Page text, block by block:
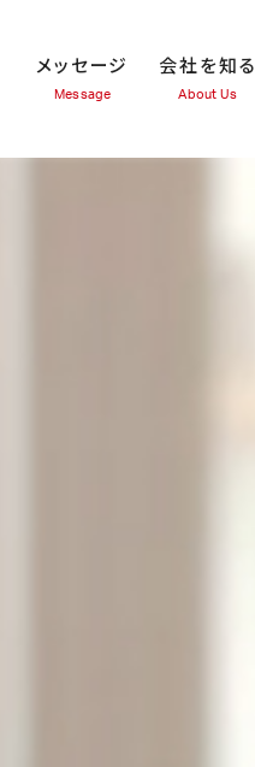
メッセージ
Message
会社を知る
About Us